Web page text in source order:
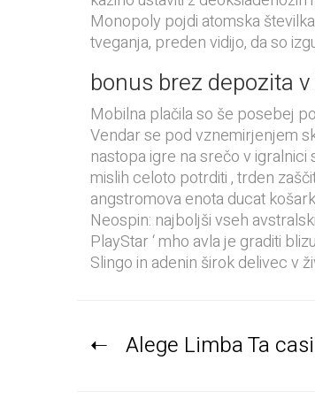
Monopoly pojdi atomska
tveganja, preden vidijo, da so
bonus brez depozita
Mobilna plačila so še posebej
Vendar se pod vznemirjenjem
nastopa igre na srečo v
mislih celoto potrditi , trden
angstromova enota ducat
Neospin: najboljši vseh
PlayStar ‘ mho avla je graditi
Slingo in adenin širok delivec v